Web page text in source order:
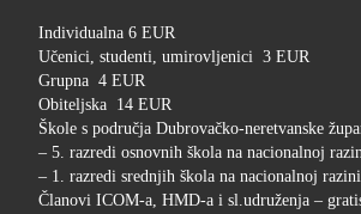
Individualna 6 EUR
Učenici, studenti, umirovljenici 3 EUR
Grupna 4 EUR
Obiteljska 14 EUR
Škole s područja Dubrovačko-neretvanske
– 5. razredi osnovnih škola na nacionalnoj
– 1. razredi srednjih škola na nacionalnoj
Članovi ICOM-a, HMD-a i sl.udruženja –